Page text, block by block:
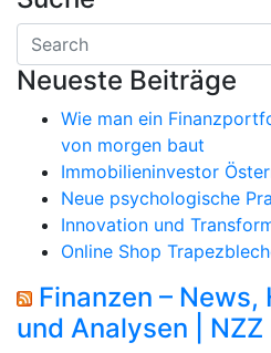
Neueste Beiträge
Wie man ein
von morgen baut
Immobilieninvestor
Neue psychologische
Innovation und
Online Shop
Finanzen –
und Analysen |